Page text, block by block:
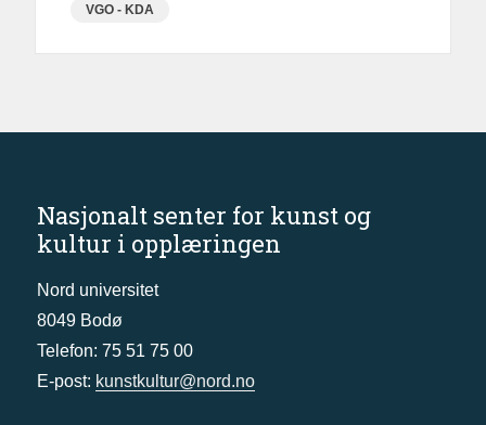
VGO - KDA
Nasjonalt senter for kunst og
kultur i opplæringen
Nord universitet
8049 Bodø
Telefon: 75 51 75 00
E-post: kunstkultur@nord.no